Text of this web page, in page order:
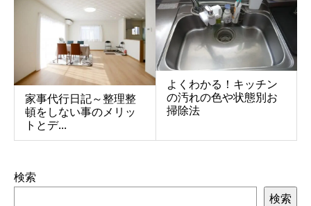
家事代行日記～整理整
頓をしない事のメリッ
トとデ...
よくわかる！キッチン
の汚れの色や状態別お
掃除法
検索
検索